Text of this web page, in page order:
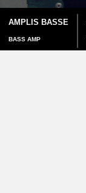
AMPLIS BASSE
BASS AMP